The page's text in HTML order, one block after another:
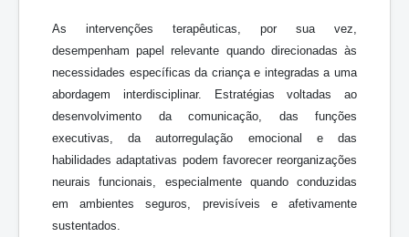
As intervenções terapêuticas, por sua vez,
desempenham papel relevante quando direcionadas às
necessidades específicas da criança e integradas a uma
abordagem interdisciplinar. Estratégias voltadas ao
desenvolvimento da comunicação, das funções
executivas, da autorregulação emocional e das
habilidades adaptativas podem favorecer reorganizações
neurais funcionais, especialmente quando conduzidas
em ambientes seguros, previsíveis e afetivamente
sustentados.